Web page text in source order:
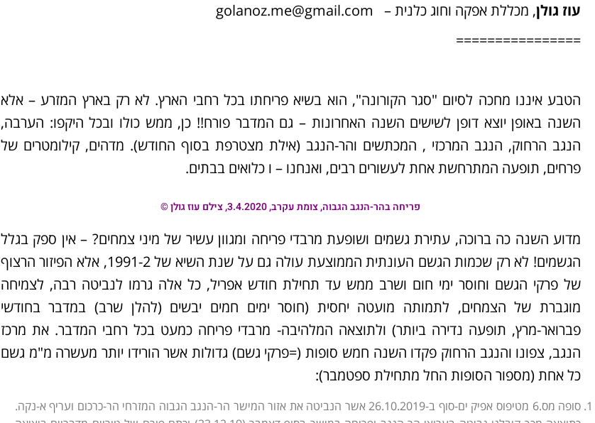
עוז גולן, מכללת אפקה וחוג כלנית – golanoz.me@gmail.com
================
הטבע איננו מחכה לסיום "סגר הקורונה", הוא בשיא פריחתו בכל רחבי הארץ. לא רק בארץ המזרע – אלא
השנה באופן יוצא דופן לשישים השנה האחרונות – גם המדבר פורח!! כן, ממש כולו ובכל היקפו: הערבה,
הנגב הרחוק, הנגב המרכזי , המכתשים והר-הנגב (אילת מצטרפת בסוף החודש). מדהים, קילומטרים של
פרחים, תופעה המתרחשת אחת לעשורים רבים, ואנחנו – ו כלואים בבתים.
פריחה בהר-הנגב הגבוה, צומת עקרב, 3.4.2020, צילם עוז גולן ©
מדוע השנה כה ברוכה, עתירת גשמים ושופעת מרבדי פריחה ומגוון עשיר של מיני צמחים? – אין ספק בגלל
הגשמים! לא רק שכמות הגשם העונתית הממוצעת עולה גם על שנת השיא של 1991-2, אלא הפיזור הרצוף
של פרקי הגשם וחוסר ימי חום ושרב ממש עד תחילת חודש אפריל, כל אלה גרמו לנביטה רבה, לצמיחה
מוגברת של הצמחים, לתמותה מועטה יחסית (חוסר ימים חמים יבשים (להלן שרב) במדבר בחודשי
פברואר-מרץ, תופעה נדירה ביותר) ולתוצאה המלהיבה- מרבדי פריחה כמעט בכל רחבי המדבר. את מרכז
הנגב, צפונו והנגב הרחוק פקדו השנה חמש סופות (=פרקי גשם) גדולות אשר הורידו יותר מעשרה מ"מ גשם
כל אחת (מספור הסופות החל מתחילת ספטמבר):
סופה מס.6 מטיפוס אפיק ים-סוף ב-26.10.2019 אשר הנביטה את אזור המישר הר-הנגב הגבוה המזרחי הר-כרכום ועריף א-נקה.